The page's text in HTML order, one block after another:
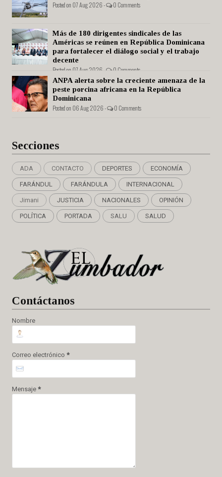
Posted on 07 Aug 2026 - 0 Comments
Más de 180 dirigentes sindicales de las
Américas se reúnen en República Dominicana
para fortalecer el diálogo social y el trabajo
decente
Posted on 07 Aug 2026 - 0 Comments
ANPA alerta sobre la creciente amenaza de la
peste porcina africana en la República
Dominicana
Posted on 06 Aug 2026 - 0 Comments
Secciones
ADA CONTACTO DEPORTES ECONOMÍA
FARÁNDUL FARÁNDULA INTERNACIONAL
Jimani JUSTICIA NACIONALES OPINIÓN
POLÍTICA PORTADA SALU SALUD
Contáctanos
Nombre
Correo electrónico *
Mensaje *